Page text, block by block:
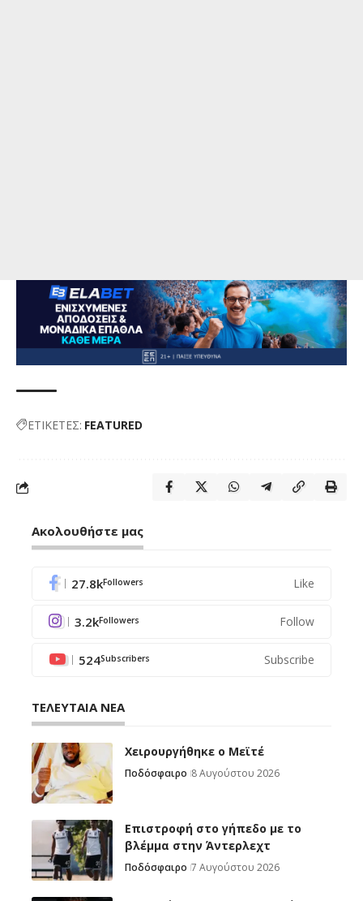
ΕΤΙΚΕΤΕΣ: FEATURED
Ακολουθήστε μας
27.8kFollowers Like
3.2kFollowers Follow
524Subscribers Subscribe
ΤΕΛΕΥΤΑΙΑ ΝΕΑ
Χειρουργήθηκε ο Μεϊτέ
Ποδόσφαιρο 8 Αυγούστου 2026
Επιστροφή στο γήπεδο με το
βλέμμα στην Άντερλεχτ
Ποδόσφαιρο 7 Αυγούστου 2026